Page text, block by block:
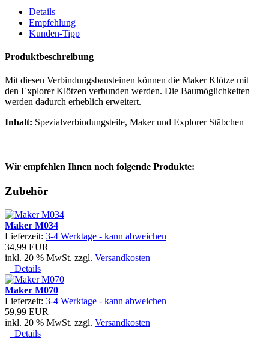
Details
Empfehlung
Kunden-Tipp
Produktbeschreibung
Mit diesen Verbindungsbausteinen können die Maker Klötze mit
den Explorer Klötzen verbunden werden. Die Baumöglichkeiten
werden dadurch erheblich erweitert.
Inhalt: Spezialverbindungsteile, Maker und Explorer Stäbchen
Wir empfehlen Ihnen noch folgende Produkte:
Zubehör
Maker M034
Lieferzeit: 3-4 Werktage - kann abweichen
34,99 EUR
inkl. 20 % MwSt. zzgl. Versandkosten
Details
Maker M070
Lieferzeit: 3-4 Werktage - kann abweichen
59,99 EUR
inkl. 20 % MwSt. zzgl. Versandkosten
Details